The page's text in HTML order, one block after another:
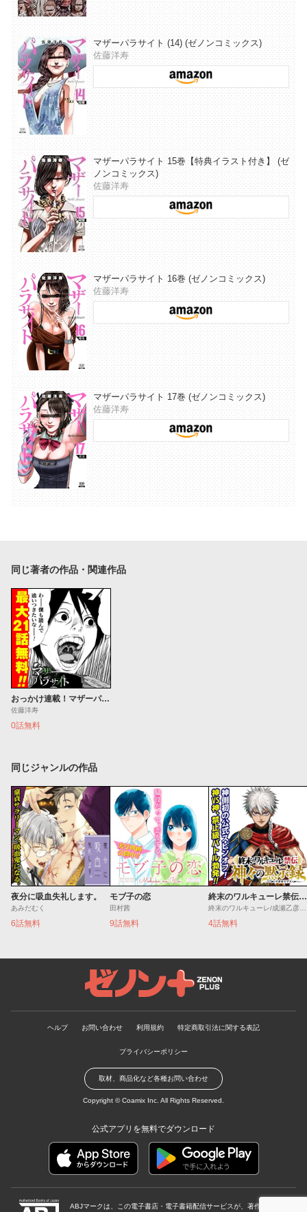
マザーパラサイト (14) (ゼノンコミックス)
佐藤洋寿
マザーパラサイト 15巻【特典イラスト付き】 (ゼ
ノンコミックス)
佐藤洋寿
マザーパラサイト 16巻 (ゼノンコミックス)
佐藤洋寿
マザーパラサイト 17巻 (ゼノンコミックス)
佐藤洋寿
同じ著者の作品・関連作品
おっかけ連載！マザーパラサイト
佐藤洋寿
0話無料
同じジャンルの作品
夜分に吸血失礼します。
あみだむく
6話無料
モブ子の恋
田村茜
9話無料
終末のワルキューレ禁伝 神々の黙示録
終末のワルキューレ/成瀬乙彦/岡本一兵
4話無料
ゼノンプラス
ヘルプ お問い合わせ 利用規約 特定商取引法に関する表記
プライバシーポリシー
取材、商品化など各種お問い合わせ
Copyright ©Coamix Inc. All Rights Reserved.
公式アプリを無料でダウンロード
ABJマークは、この電子書店・電子書籍配信サービスが、著作権者から